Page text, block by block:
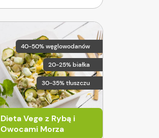
40-50% węglowodanów
20-25% białka
30-35% tłuszczu
Dieta Vege z Rybą i
Owocami Morza